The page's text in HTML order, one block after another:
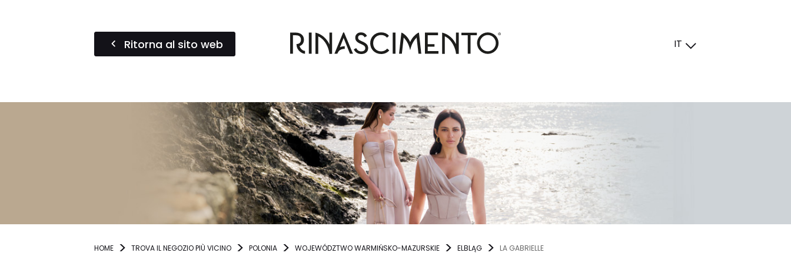
Ritorna al sito web IT
HOME TROVA IL NEGOZIO PIÙ VICINO POLONIA WOJEWÓDZTWO WARMIŃSKO-MAZURSKIE ELBLĄG LA GABRIELLE